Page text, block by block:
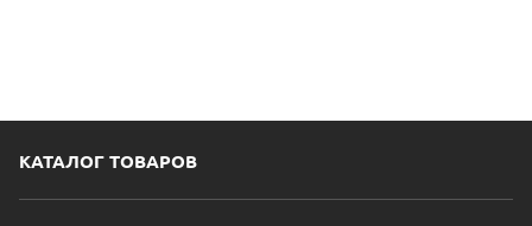
КАТАЛОГ ТОВАРОВ